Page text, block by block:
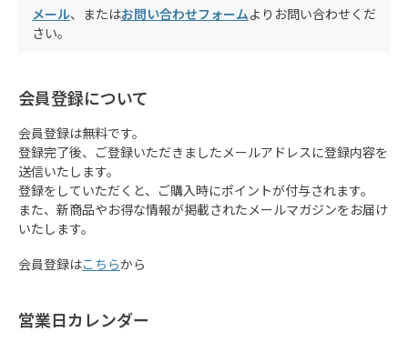
メール、またはお問い合わせフォームよりお問い合わせくだ
さい。
会員登録について
会員登録は無料です。
登録完了後、ご登録いただきましたメールアドレスに登録内容を
送信いたします。
登録をしていただくと、ご購入時にポイントが付与されます。
また、新商品やお得な情報が掲載されたメールマガジンをお届け
いたします。
会員登録はこちらから
営業日カレンダー